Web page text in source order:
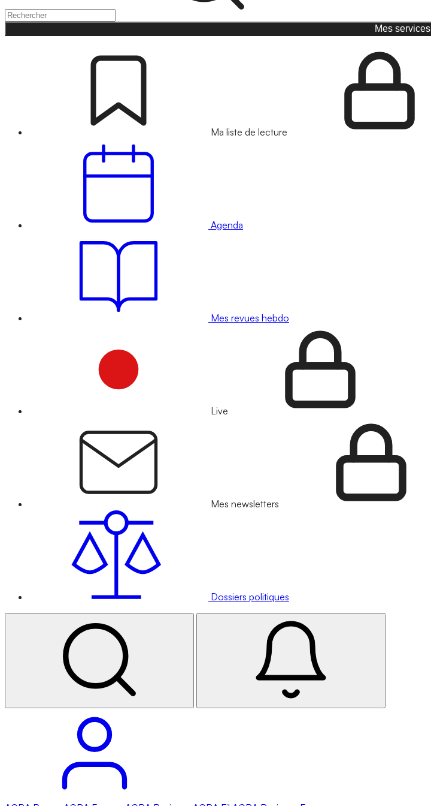
Mes services
Ma liste de lecture
Agenda
Mes revues hebdo
Live
Mes newsletters
Dossiers politiques